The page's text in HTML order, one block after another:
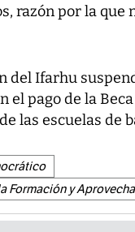
razón por la que
del Ifarhu
el pago de la
las escuelas de
Formación y